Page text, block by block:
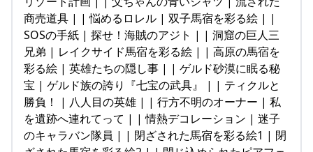
商売道具 | | 悩めるロレル | 双子馬宿を彩る絵 | |
SOSの手紙 | 探せ！海賊のアジト | | 洞窟の巨人三
兄弟 | レイクサイド馬宿を彩る絵 | | 高原の馬宿を
彩る絵 | 英雄たちの隠し事 | | ゲルド砂漠に眠る秘
宝 | ゲルド族の誇り『七宝の武具』 | | ティクルと
勝負！ | 八人目の英雄 | | 行方不明のオーナー | 私
を遺跡へ連れてって | | 情熱デコレーション | 迷子
のキャラバン隊員 | | 閉ざされた馬宿を彩る絵1 | 閉